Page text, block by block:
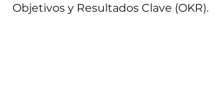
Objetivos y Resultados Clave (OKR).